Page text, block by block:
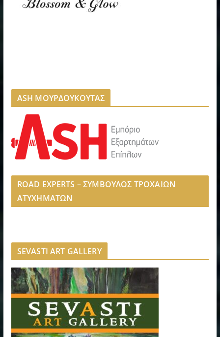
ASH ΜΟΥΡΔΟΥΚΟΥΤΑΣ
ROAD EXPERTS – ΣΥΜΒΟΥΛΟΣ ΤΡΟΧΑΙΩΝ
ΑΤΥΧΗΜΑΤΩΝ
SEVASTI ART GALLERY